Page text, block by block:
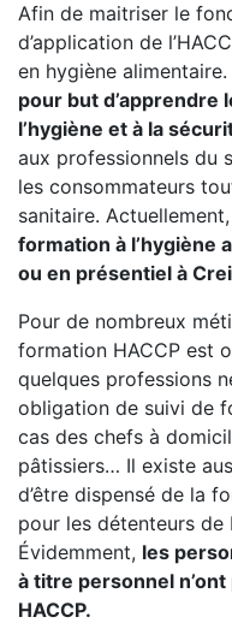
Afin de maitriser le
d’application de
en hygiène alimentaire.
pour but d’apprendre
l’hygiène et à la
aux professionnels du
les consommateurs
sanitaire.
formation à l’hygiène
ou en présentiel à
Pour de nombreux
formation HACCP est
quelques professions
obligation de suivi de
cas des chefs à
pâtissiers… Il existe
d’être dispensé de la
pour les détenteurs de
Évidemment, les
à titre personnel
HACCP.